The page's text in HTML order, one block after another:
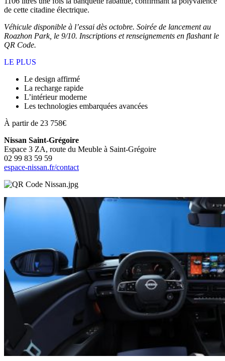
de cette citadine électrique.
Véhicule disponible à l’essai dès octobre. Soirée de lancement au
Roazhon Park, le 9/10. Inscriptions et renseignements en flashant le
QR Code.
LE PLUS
Le design affirmé
La recharge rapide
L’intérieur moderne
Les technologies embarquées avancées
À partir de 23 758€
Nissan Saint-Grégoire
Espace 3 ZA, route du Meuble à Saint-Grégoire
02 99 83 59 59
espace-nissan.fr/contact